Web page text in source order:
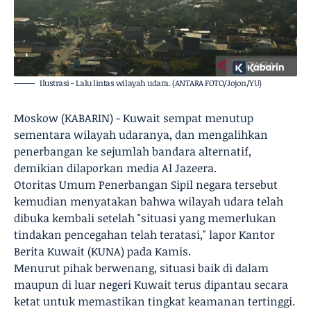
Ilustrasi - Lalu lintas wilayah udara. (ANTARA FOTO/Jojon/YU)
Moskow (KABARIN) - Kuwait sempat menutup
sementara wilayah udaranya, dan mengalihkan
penerbangan ke sejumlah bandara alternatif,
demikian dilaporkan media Al Jazeera.
Otoritas Umum Penerbangan Sipil negara tersebut
kemudian menyatakan bahwa wilayah udara telah
dibuka kembali setelah "situasi yang memerlukan
tindakan pencegahan telah teratasi," lapor Kantor
Berita Kuwait (KUNA) pada Kamis.
Menurut pihak berwenang, situasi baik di dalam
maupun di luar negeri Kuwait terus dipantau secara
ketat untuk memastikan tingkat keamanan tertinggi.